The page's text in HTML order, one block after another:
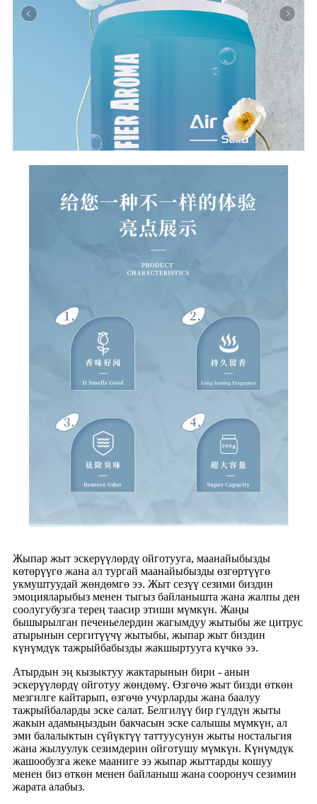
Жыпар жыт эскерүүлөрдү ойготууга, маанайыбызды
көтөрүүгө жана ал тургай маанайыбызды өзгөртүүгө
укмуштуудай жөндөмгө ээ. Жыт сезүү сезими биздин
эмоцияларыбыз менен тыгыз байланышта жана жалпы ден
соолугубузга терең таасир этиши мүмкүн. Жаңы
бышырылган печеньелердин жагымдуу жытыбы же цитрус
атырынын сергитүүчү жытыбы, жыпар жыт биздин
күнүмдүк тажрыйбабызды жакшыртууга күчкө ээ.
Атырдын эң кызыктуу жактарынын бири - анын
эскерүүлөрдү ойготуу жөндөмү. Өзгөчө жыт бизди өткөн
мезгилге кайтарып, өзгөчө учурларды жана баалуу
тажрыйбаларды эске салат. Белгилүү бир гүлдүн жыты
жакын адамыңыздын бакчасын эске салышы мүмкүн, ал
эми балалыктын сүйүктүү таттуусунун жыты ностальгия
жана жылуулук сезимдерин ойготушу мүмкүн. Күнүмдүк
жашообузга жеке мааниге ээ жыпар жыттарды кошуу
менен биз өткөн менен байланыш жана сооронуч сезимин
жарата алабыз.